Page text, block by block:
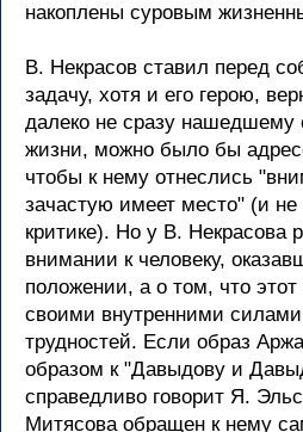
накоплены суровым
В. Некрасов ставил перед
задачу, хотя и его герою,
далеко не сразу нашедшему
жизни, можно было бы
чтобы к нему отнеслись
зачастую имеет место" (и
критике). Но у В. Некрасова
внимании к человеку,
положении, а о том, что
своими внутренними
трудностей. Если образ
образом к "Давыдову и
справедливо говорит Я.
Митясова обращен к нему